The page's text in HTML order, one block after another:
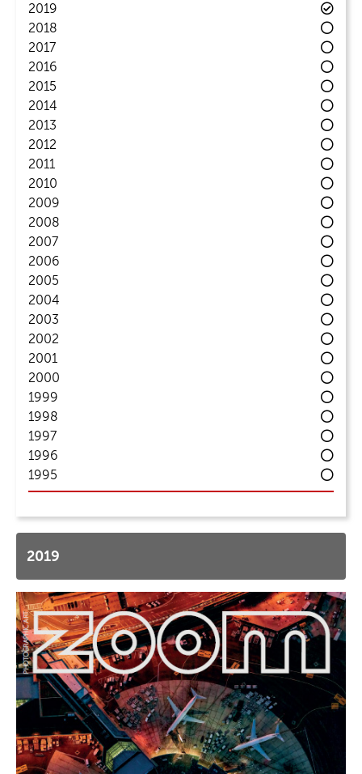
2019
2018
2017
2016
2015
2014
2013
2012
2011
2010
2009
2008
2007
2006
2005
2004
2003
2002
2001
2000
1999
1998
1997
1996
1995
2019